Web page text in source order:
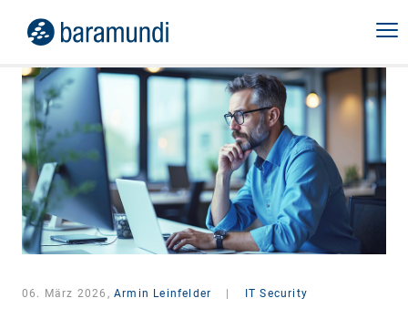
06. März 2026, Armin Leinfelder IT Security